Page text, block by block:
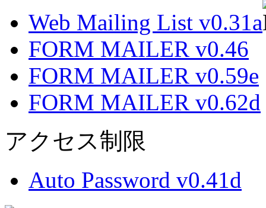
Web Mailing List v0.31a
FORM MAILER v0.46
FORM MAILER v0.59e
FORM MAILER v0.62d
アクセス制限
Auto Password v0.41d